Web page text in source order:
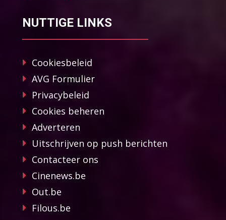
NUTTIGE LINKS
Cookiesbeleid
AVG Formulier
Privacybeleid
Cookies beheren
Adverteren
Uitschrijven op push berichten
Contacteer ons
Cinenews.be
Out.be
Filous.be